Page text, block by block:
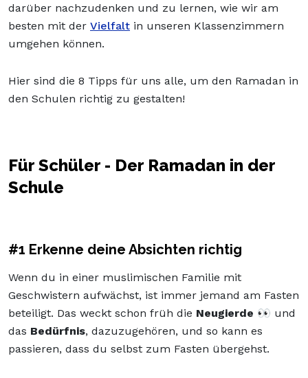
darüber nachzudenken und zu lernen, wie wir am
besten mit der Vielfalt in unseren Klassenzimmern
umgehen können.
Hier sind die 8 Tipps für uns alle, um den Ramadan in
den Schulen richtig zu gestalten!
Für Schüler - Der Ramadan in der
Schule
#1 Erkenne deine Absichten richtig
Wenn du in einer muslimischen Familie mit
Geschwistern aufwächst, ist immer jemand am Fasten
beteiligt. Das weckt schon früh die Neugierde 👀 und
das Bedürfnis, dazuzugehören, und so kann es
passieren, dass du selbst zum Fasten übergehst.